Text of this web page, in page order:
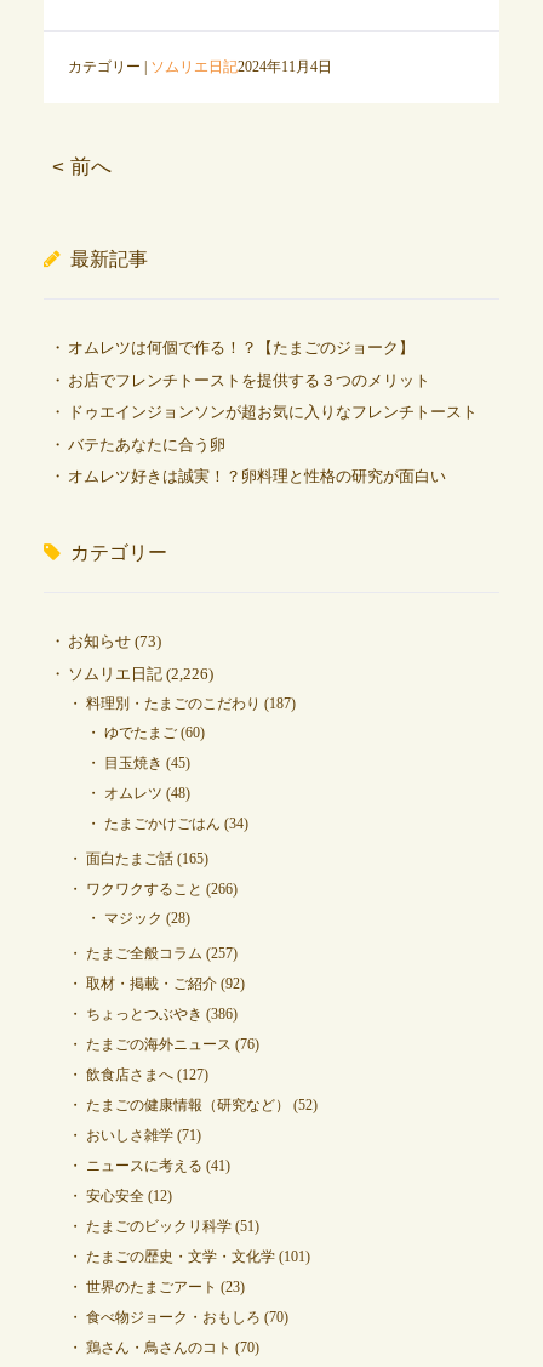
カテゴリー | ソムリエ日記2024年11月4日
< 前へ
最新記事
オムレツは何個で作る！？【たまごのジョーク】
お店でフレンチトーストを提供する３つのメリット
ドゥエインジョンソンが超お気に入りなフレンチトースト
バテたあなたに合う卵
オムレツ好きは誠実！？卵料理と性格の研究が面白い
カテゴリー
お知らせ(73)
ソムリエ日記(2,226)
料理別・たまごのこだわり (187)
ゆでたまご(60)
目玉焼き (45)
オムレツ (48)
たまごかけごはん (34)
面白たまご話(165)
ワクワクすること (266)
マジック (28)
たまご全般コラム (257)
取材・掲載・ご紹介(92)
ちょっとつぶやき (386)
たまごの海外ニュース (76)
飲食店さまへ(127)
たまごの健康情報（研究など）
(52)
おいしさ雑学(71)
ニュースに考える (41)
安心安全(12)
たまごのビックリ科学(51)
たまごの歴史・文学・文化学(101)
世界のたまごアート (23)
食べ物ジョーク・おもしろ (70)
鶏さん・鳥さんのコト (70)